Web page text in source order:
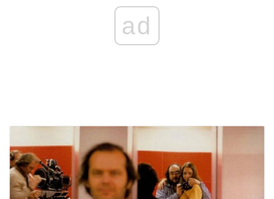
ad